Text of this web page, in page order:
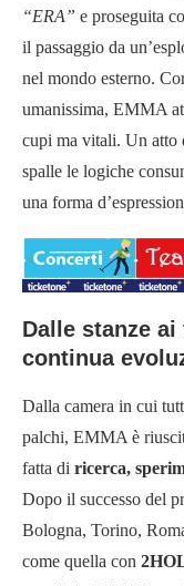
“ERA” e proseguita
il passaggio da
nel mondo esterno.
umanissima, EMMA
cupi ma vitali. Un atto
spalle le logiche
una forma
Dalle stanze
continua
Dalla camera in cui
palchi, EMMA è
fatta di ricerca,
Dopo il successo del
Bologna, Torino,
come quella con